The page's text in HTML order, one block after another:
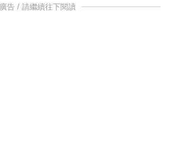
廣告 / 請繼續往下閱讀